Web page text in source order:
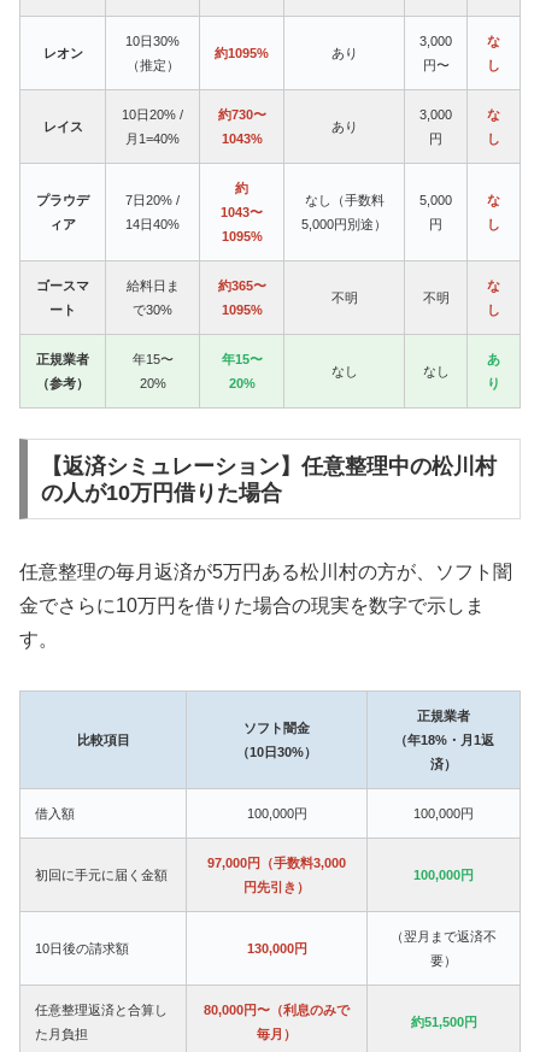
レオン
10日30%
（推定）
約1095% あり
3,000
円〜
な
し
レイス
10日20% /
月1=40%
約730〜
1043%
あり
3,000
円
な
し
プラウデ
ィア
7日20% /
14日40%
約
1043〜
1095%
なし（手数料
5,000円別途）
5,000
円
な
し
ゴースマ
ート
給料日ま
で30%
約365〜
1095%
不明 不明
な
し
正規業者
（参考）
年15〜
20%
年15〜
20%
なし なし
あ
り
【返済シミュレーション】任意整理中の松川村
の人が10万円借りた場合
任意整理の毎月返済が5万円ある松川村の方が、ソフト闇
金でさらに10万円を借りた場合の現実を数字で示しま
す。
比較項目
ソフト闇金
（10日30%）
正規業者
（年18%・月1返
済）
借入額 100,000円 100,000円
初回に手元に届く金額
97,000円（手数料3,000
円先引き）
100,000円
10日後の請求額 130,000円
（翌月まで返済不
要）
任意整理返済と合算し
た月負担
80,000円〜（利息のみで
毎月）
約51,500円